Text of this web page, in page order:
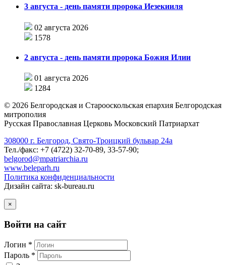
3 августа - день памяти пророка Иезекииля
02 августа 2026
1578
2 августа - день памяти пророка Божия Илии
01 августа 2026
1284
© 2026 Белгородская и Старооскольская епархия Белгородская
митрополия
Русская Православная Церковь Московский Патриархат
308000 г. Белгород, Свято-Троицкий бульвар 24а
Тел./факс: +7 (4722) 32-70-89, 33-57-90;
belgorod@mpatriarchia.ru
www.beleparh.ru
Политика конфиденциальности
Дизайн сайта: sk-bureau.ru
×
Войти на сайт
Логин *
Пароль *